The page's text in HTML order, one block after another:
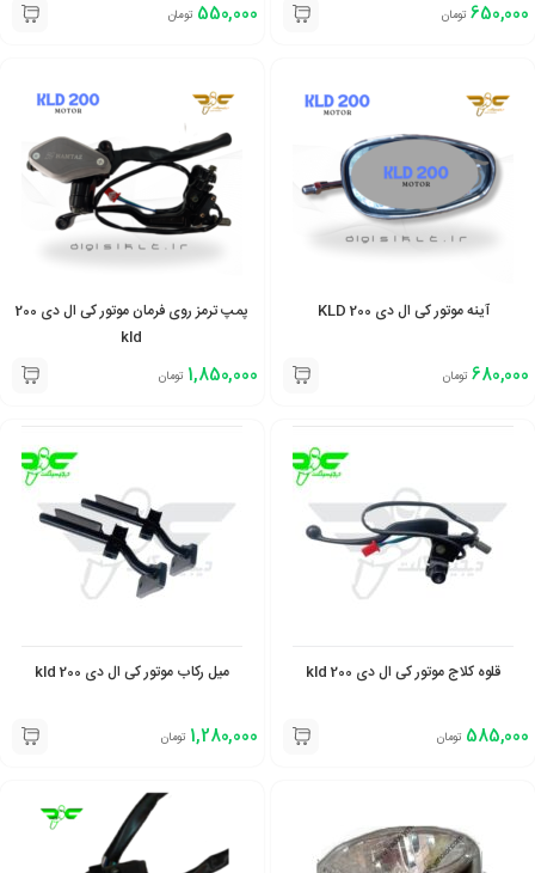
650,000 تومان 550,000 تومان
آینه موتور کی ال دی 200 KLD
680,000 تومان
پمپ ترمز روی فرمان موتور کی ال دی 200
kld
1,850,000 تومان
قلوه کلاج موتور کی ال دی 200 kld
585,000 تومان
میل رکاب موتور کی ال دی 200 kld
1,280,000 تومان